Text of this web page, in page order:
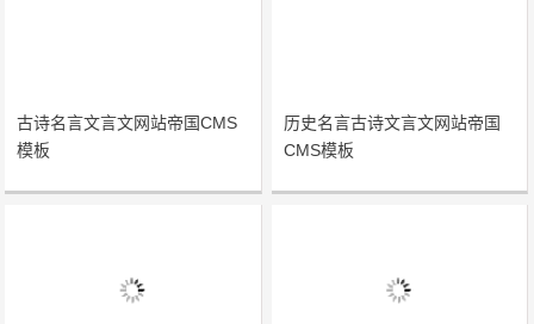
古诗名言文言文网站帝国CMS
模板
历史名言古诗文言文网站帝国
CMS模板